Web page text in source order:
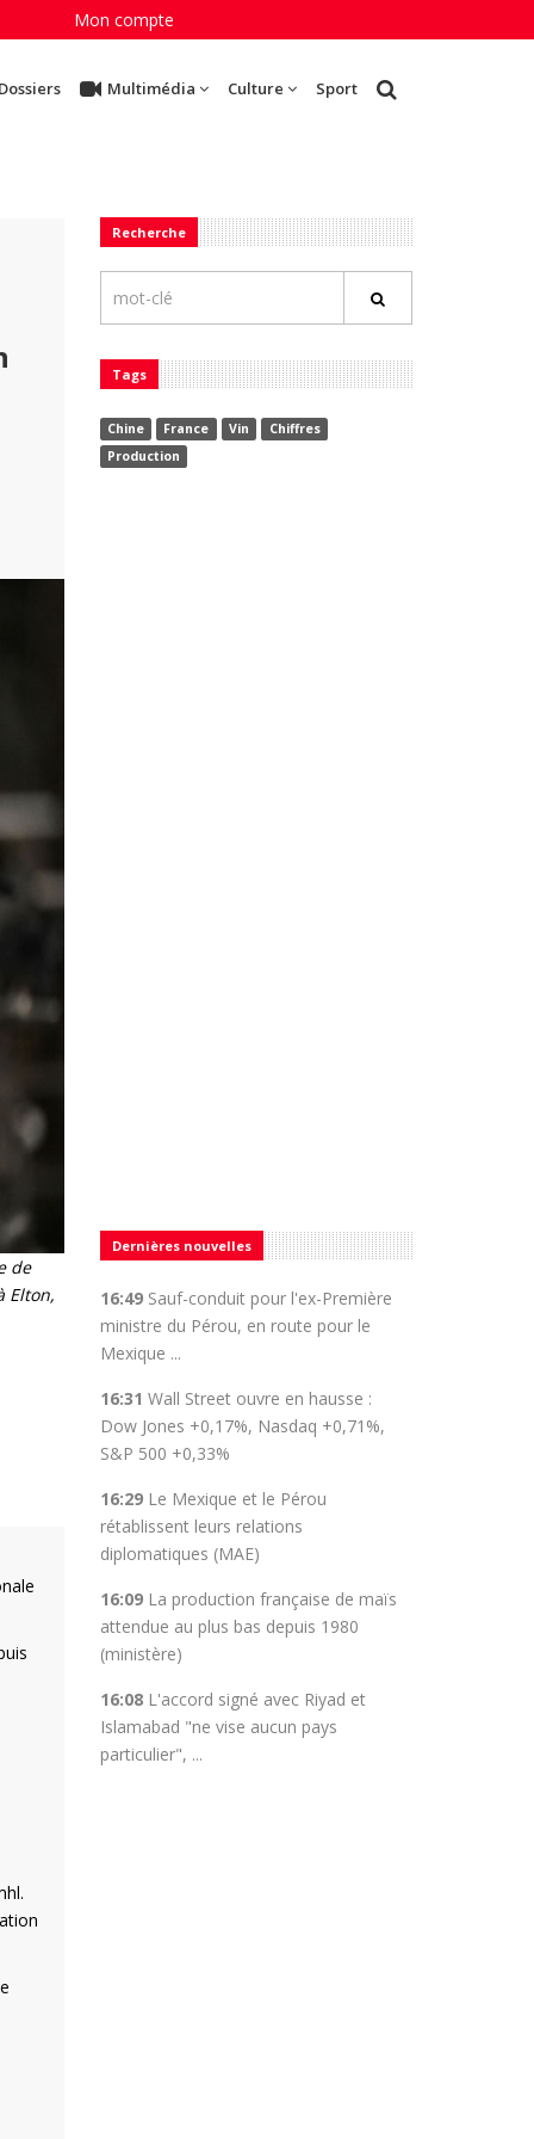
Mon compte
Dossiers Multimédia Culture Sport
de
Elton,
Recherche
Tags
Chine France Vin
Chiffres
Production
Dernières nouvelles
16:49 Sauf-conduit pour l'ex-Première
ministre du Pérou, en route pour le
Mexique ...
16:31 Wall Street ouvre en hausse :
Dow Jones +0,17%, Nasdaq +0,71%,
S&P 500 +0,33%
16:29 Le Mexique et le Pérou
rétablissent leurs relations
diplomatiques (MAE)
16:09 La production française de maïs
attendue au plus bas depuis 1980
(ministère)
16:08 L'accord signé avec Riyad et
Islamabad "ne vise aucun pays
particulier", ...